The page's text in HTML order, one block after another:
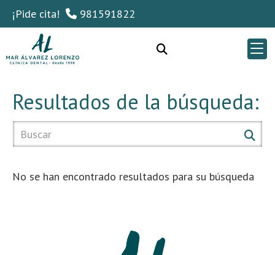
¡Pide cita! 981591822
Resultados de la búsqueda:
No se han encontrado resultados para su búsqueda